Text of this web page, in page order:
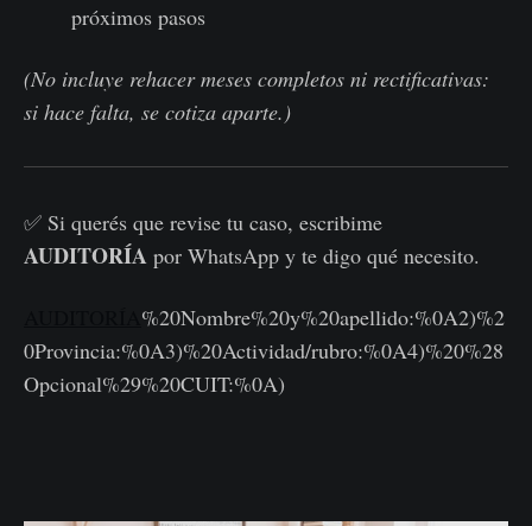
próximos pasos
(No incluye rehacer meses completos ni rectificativas:
si hace falta, se cotiza aparte.)
✅ Si querés que revise tu caso, escribime
AUDITORÍA por WhatsApp y te digo qué necesito.
%20Nombre%20y%20apellido:%0A2)%2
0Provincia:%0A3)%20Actividad/rubro:%0A4)%20%28
Opcional%29%20CUIT:%0A)